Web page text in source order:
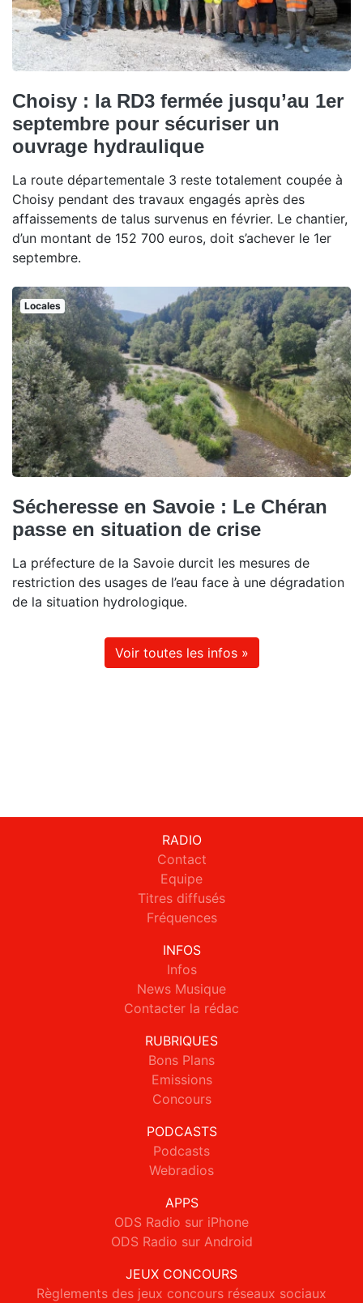
Choisy : la RD3 fermée jusqu’au 1er
septembre pour sécuriser un
ouvrage hydraulique
La route départementale 3 reste totalement coupée à
Choisy pendant des travaux engagés après des
affaissements de talus survenus en février. Le chantier,
d’un montant de 152 700 euros, doit s’achever le 1er
septembre.
Locales
Sécheresse en Savoie : Le Chéran
passe en situation de crise
La préfecture de la Savoie durcit les mesures de
restriction des usages de l’eau face à une dégradation
de la situation hydrologique.
Voir toutes les infos »
RADIO
Contact
Equipe
Titres diffusés
Fréquences
INFOS
Infos
News Musique
Contacter la rédac
RUBRIQUES
Bons Plans
Emissions
Concours
PODCASTS
Podcasts
Webradios
APPS
ODS Radio sur iPhone
ODS Radio sur Android
JEUX CONCOURS
Règlements des jeux concours réseaux sociaux